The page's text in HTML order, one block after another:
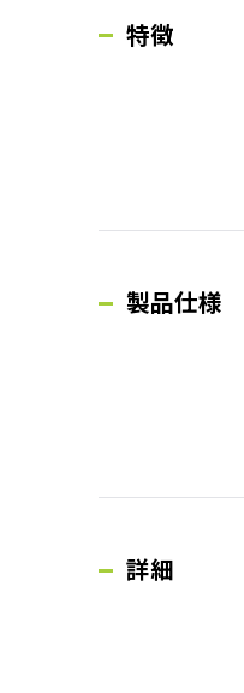
特徴
製品仕様
詳細